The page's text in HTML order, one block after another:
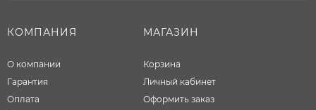
КОМПАНИЯ
О компании
Гарантия
Оплата
МАГАЗИН
Корзина
Личный кабинет
Оформить заказ